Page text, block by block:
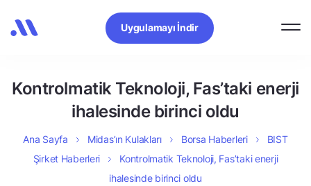
Uygulamayı İndir
Kontrolmatik Teknoloji, Fas’taki enerji
ihalesinde birinci oldu
Ana Sayfa Midas’ın Kulakları Borsa Haberleri
BIST
Şirket Haberleri
Kontrolmatik Teknoloji, Fas’taki enerji
ihalesinde birinci oldu